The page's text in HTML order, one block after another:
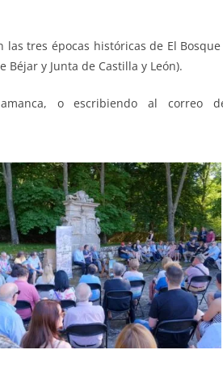
tres épocas históricas de El
y Junta de Castilla y León).
o escribiendo al correo